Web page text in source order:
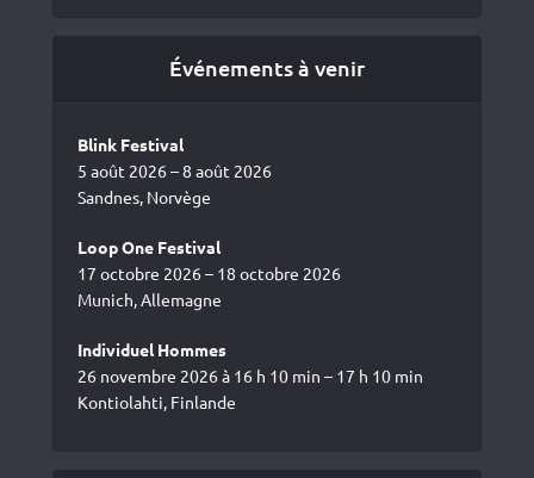
Événements à venir
Blink Festival
5 août 2026 – 8 août 2026
Sandnes, Norvège
Loop One Festival
17 octobre 2026 – 18 octobre 2026
Munich, Allemagne
Individuel Hommes
26 novembre 2026 à 16 h 10 min – 17 h 10 min
Kontiolahti, Finlande